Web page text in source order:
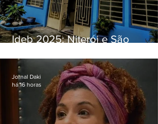
Ideb 2025: Niterói e São
distintos no ensino médio; veja
Jornal Daki
há 16 horas